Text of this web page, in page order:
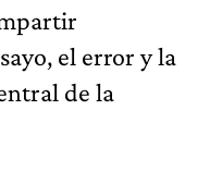
el error y la
de la